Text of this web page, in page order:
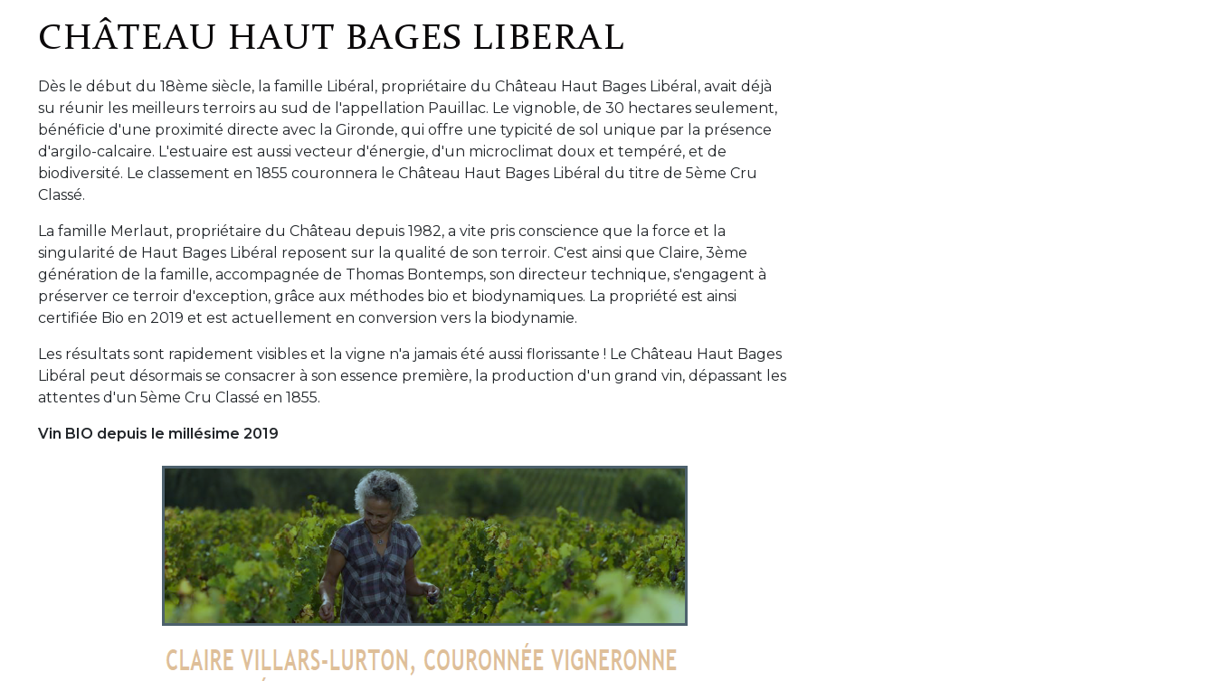
CHÂTEAU HAUT BAGES LIBERAL
Dès le début du 18ème siècle, la famille Libéral, propriétaire du Château Haut Bages Libéral, avait déjà
su réunir les meilleurs terroirs au sud de l'appellation Pauillac. Le vignoble, de 30 hectares seulement,
bénéficie d'une proximité directe avec la Gironde, qui offre une typicité de sol unique par la présence
d'argilo-calcaire. L'estuaire est aussi vecteur d'énergie, d'un microclimat doux et tempéré, et de
biodiversité. Le classement en 1855 couronnera le Château Haut Bages Libéral du titre de 5ème Cru
Classé.
La famille Merlaut, propriétaire du Château depuis 1982, a vite pris conscience que la force et la
singularité de Haut Bages Libéral reposent sur la qualité de son terroir. C'est ainsi que Claire, 3ème
génération de la famille, accompagnée de Thomas Bontemps, son directeur technique, s'engagent à
préserver ce terroir d'exception, grâce aux méthodes bio et biodynamiques. La propriété est ainsi
certifiée Bio en 2019 et est actuellement en conversion vers la biodynamie.
Les résultats sont rapidement visibles et la vigne n'a jamais été aussi florissante ! Le Château Haut Bages
Libéral peut désormais se consacrer à son essence première, la production d'un grand vin, dépassant les
attentes d'un 5ème Cru Classé en 1855.
Vin BIO depuis le millésime 2019